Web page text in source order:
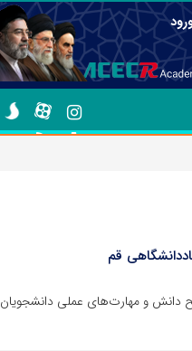
قم
دانش و مهارت‌های عملی دانشجویان